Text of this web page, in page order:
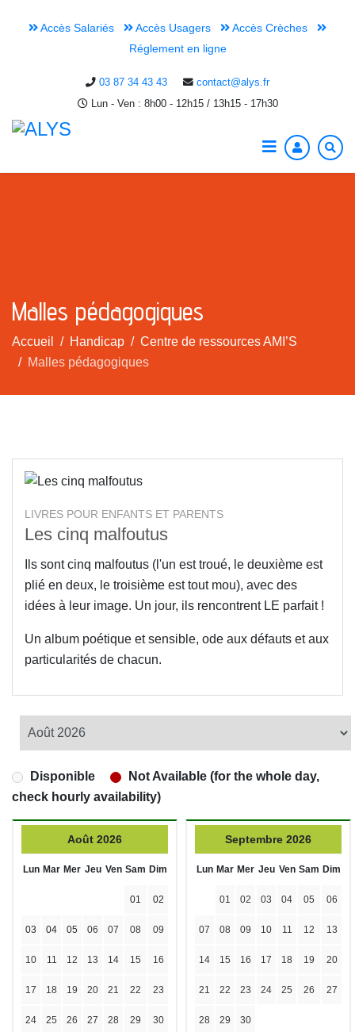
Accès Salariés Accès Usagers
Accès Crèches
Réglement en ligne
03 87 34 43 43
contact@alys.fr
Lun - Ven : 8h00 - 12h15 / 13h15 - 17h30
Malles pédagogiques
Accueil Handicap
Centre de ressources AMI’S
Malles pédagogiques
LIVRES POUR ENFANTS ET PARENTS
Les cinq malfoutus
Ils sont cinq malfoutus (l'un est troué, le deuxième est
plié en deux, le troisième est tout mou), avec des
idées à leur image. Un jour, ils rencontrent LE parfait !
Un album poétique et sensible, ode aux défauts et aux
particularités de chacun.
Disponible
Not Available (for the whole day,
check hourly availability)
Août 2026
Lun Mar Mer Jeu Ven Sam Dim
01 02
03 04 05 06 07 08 09
10 11 12 13 14 15 16
17 18 19 20 21 22 23
24 25 26 27 28 29 30
Septembre 2026
Lun Mar Mer Jeu Ven Sam Dim
01 02 03 04 05 06
07 08 09 10 11 12 13
14 15 16 17 18 19 20
21 22 23 24 25 26 27
28 29 30